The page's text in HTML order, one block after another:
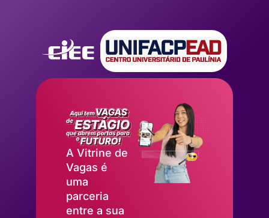
A Vitrine de
Vagas é
uma
parceria
entre a sua